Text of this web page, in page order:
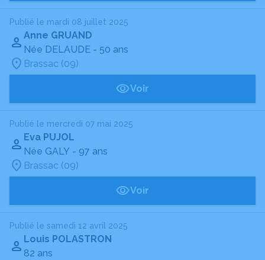
Publié le mardi 08 juillet 2025
Anne GRUAND
Née DELAUDE - 50 ans
Brassac (09)
Voir
Publié le mercredi 07 mai 2025
Eva PUJOL
Née GALY - 97 ans
Brassac (09)
Voir
Publié le samedi 12 avril 2025
Louis POLASTRON
82 ans